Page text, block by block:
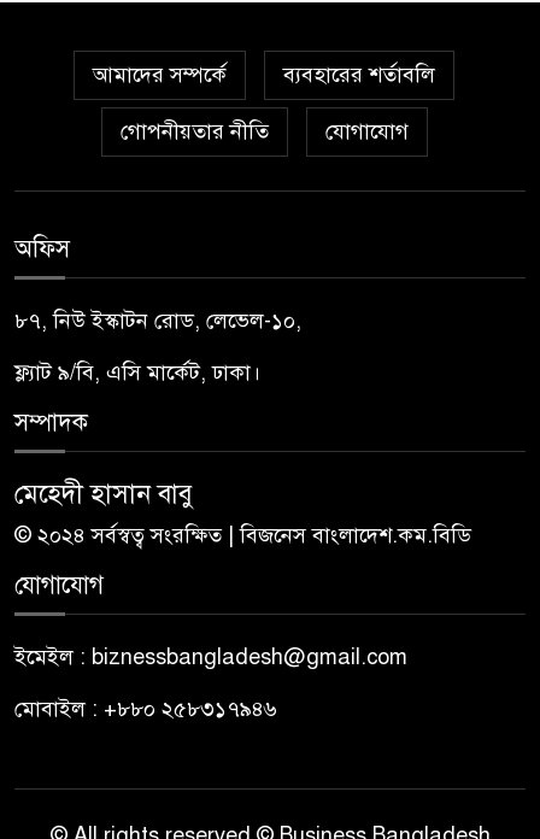
আমাদের সম্পর্কে ব্যবহারের শর্তাবলি
গোপনীয়তার নীতি যোগাযোগ
অফিস
৮৭, নিউ ইস্কাটন রোড, লেভেল-১০,
ফ্ল্যাট ৯/বি, এসি মার্কেট, ঢাকা।
সম্পাদক
মেহেদী হাসান বাবু
© ২০২৪ সর্বস্বত্ব সংরক্ষিত | বিজনেস বাংলাদেশ.কম.বিডি
যোগাযোগ
ইমেইল : biznessbangladesh@gmail.com
মোবাইল : +৮৮০ ২৫৮৩১৭৯৪৬